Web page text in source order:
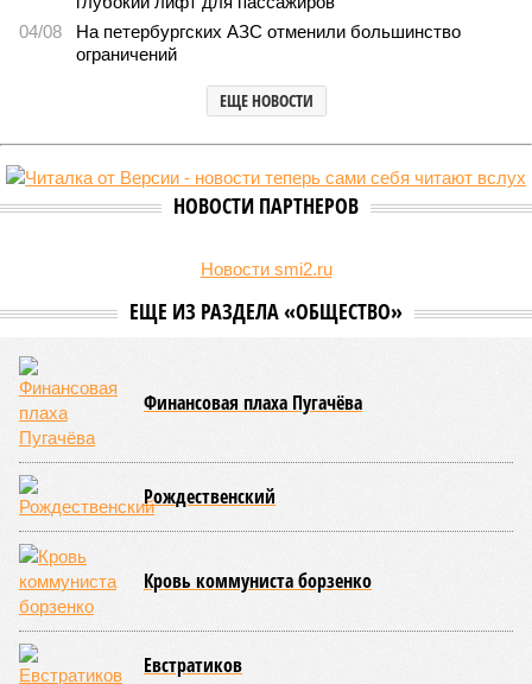
петербургские вузы (фото: pxhere.com)
В текущем году в высшие учебные заведения Петербурга по
специальной квоте для участников СВО и их детей зачислено
свыше 3,4 тысячи студентов, что значительно превышает
прошлогодние показатели.
Примечательно, что значительная часть из них получила
сдавал ЕГЭ, показали минимально необходимые
изданием «Фонтанка»,
объемы приема по данной категории.
Данная квота была введена четыре года назад, заменив
собой ранее существовавшую особую льготу для детей-
инвалидов и сирот, которые поступали по упрощенной
процедуре с более низкими проходными баллами.
Военнослужащие и их дети были выделены в отдельную
группу. Ежегодно для них, как и для целевиков и
льготников, резервируется 10% бюджетных мест по всем
специальностям. Неосвоенные места к концу
приоритетного этапа зачисления передаются на общий
конкурс.